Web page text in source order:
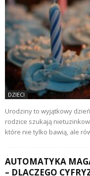
DZIECI
Urodziny to wyjątkowy
rodzice szukają
które nie tylko bawią, ale
AUTOMATYKA
– DLACZEGO